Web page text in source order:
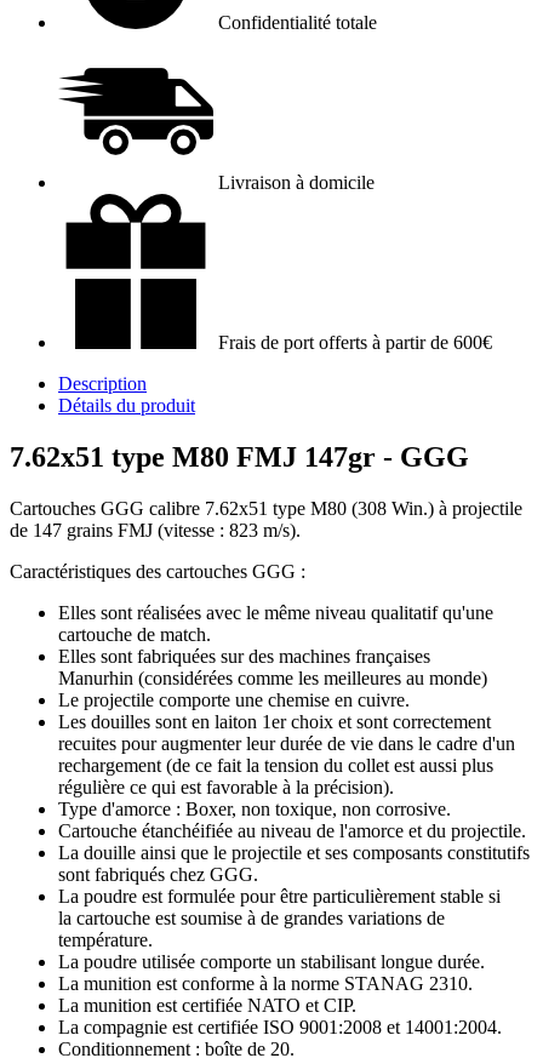
Confidentialité totale
Livraison à domicile
Frais de port offerts à partir de 600€
Description
Détails du produit
7.62x51 type M80 FMJ 147gr - GGG
Cartouches GGG calibre 7.62x51 type M80 (308 Win.) à projectile
de 147 grains FMJ (vitesse : 823 m/s).
Caractéristiques des cartouches GGG :
Elles sont réalisées avec le même niveau qualitatif qu'une
cartouche de match.
Elles sont fabriquées sur des machines françaises
Manurhin (considérées comme les meilleures au monde)
Le projectile comporte une chemise en cuivre.
Les douilles sont en laiton 1er choix et sont correctement
recuites pour augmenter leur durée de vie dans le cadre d'un
rechargement (de ce fait la tension du collet est aussi plus
régulière ce qui est favorable à la précision).
Type d'amorce : Boxer, non toxique, non corrosive.
Cartouche étanchéifiée au niveau de l'amorce et du projectile.
La douille ainsi que le projectile et ses composants constitutifs
sont fabriqués chez GGG.
La poudre est formulée pour être particulièrement stable si
la cartouche est soumise à de grandes variations de
température.
La poudre utilisée comporte un stabilisant longue durée.
La munition est conforme à la norme STANAG 2310.
La munition est certifiée NATO et CIP.
La compagnie est certifiée ISO 9001:2008 et 14001:2004.
Conditionnement : boîte de 20.